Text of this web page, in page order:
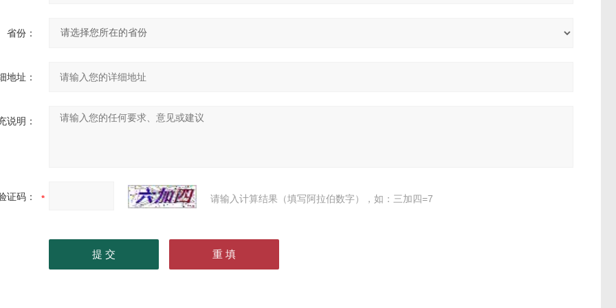
省份：
地址：
说明：
证码： 请输入计算结果（填写阿拉伯数字），如：三加四=7